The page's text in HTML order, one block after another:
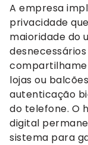
A empresa
privacidade
maioridade do
lojas ou
autenticação
do telefone. O
digital
sistema para